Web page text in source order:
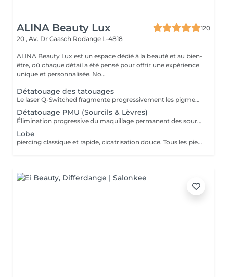
ALINA Beauty Lux
120
20 , Av. Dr Gaasch Rodange L-4818
ALINA Beauty Lux est un espace dédié à la beauté et au bien-
être, où chaque détail a été pensé pour offrir une expérience
unique et personnalisée. No...
Détatouage des tatouages
Le laser Q-Switched fragmente progressivement les pigments du tatouage afin que l'organisme les élimine naturellement. Tatouages noirs Tatouages rouges Tatouages bleus Certains pigments colorés (selon leur composition) En moyenne 4 à 10 séances, espacées de 6 à 8 semaines, sont nécessaires. À LIRE AVANT VOTRE SÉANCE Évitez toute exposition au soleil et aux UV pendant les 2 semaines avant et après la séance. Informez-nous si vous prenez un traitement photosensibilisant. Traitement contre-indiqué pendant la grossesse. Le traitement ne peut pas être réalisé sur une peau infectée, brûlée ou présentant une plaie. Ne pas appliquer de rétinol, d'acides exfoliants ou de produits irritants sur la zone avant et après le traitement. Respectez un délai minimum de 6 à 8 semaines entre chaque séance.
Détatouage PMU (Sourcils & Lèvres)
Élimination progressive du maquillage permanent des sourcils et des lèvres à l'aide d'un laser Q-Switched. Le nombre de séances dépend de: la couleur du pigment la profondeur d'implantation l'ancienneté du maquillage permanent la réaction individuelle de la peau 17 En moyenne 3 à 8 séances, espacées de 6 à 8 semaines, sont nécessaires. À LIRE AVANT VOTRE SÉANCE Évitez toute exposition au soleil et aux UV pendant les 2 semaines avant et après la séance. Informez-nous si vous prenez un traitement photosensibilisant. Traitement contre-indiqué pendant la grossesse. Le traitement ne peut pas être réalisé sur une peau infectée, brûlée ou présentant une plaie. Ne pas appliquer de rétinol, d'acides exfoliants ou de produits irritants sur la zone avant et après le traitement. Respectez un délai minimum de 6 à 8 semaines entre chaque séance.
Lobe
piercing classique et rapide, cicatrisation douce. Tous les piercings sont réalisés dans le respect strict des normes d'hygiène, de sécurité et de la législation luxembourgeoise. Le matériel est stérilisé en autoclave, les gants et instruments sont à usage unique, et les bijoux utilisés sont en titane chirurgical hypoallergénique, conforme aux normes européennes. Chaque prestation comprend : *la désinfection complète de la zone, *la pose professionnelle, *les conseils personnalisés de soins et cicatrisation. Âge minimum Règlement au Luxembourg : Le piercing est autorisé à partir de 16 ans. Entre 16 et 18 ans, le client doit être accompagné d'un parent ou tuteur légal pour signer une autorisation écrite avant la séance. Aucun piercing n'est effectué en dessous de 16 ans, sans exception. Avant la séance : Ne pas consommer d'alcool, de caféine ni de médicaments fluidifiant le sang (aspirine, ibuprofène, etc.) pendant 24 h. Avoir bien mangé et dormi avant la séance. La peau doit être propre, sans maquillage ni crème. Après la séance : Ne pas toucher le piercing avec les mains sales. Nettoyer la zone 2 fois par jour avec une solution saline stérile. Éviter piscine, sauna, mer, maquillage ou parfum pendant 10 à 15 jours. Ne jamais tourner ni retirer le bijou avant la cicatrisation complète. Contre-indications : Grossesse, allaitement, diabète non stabilisé. Maladies de la peau ou infections locales. Traitements anticoagulants, immunosuppresseurs ou antibiotiques en cours. Allergies connues aux métaux.